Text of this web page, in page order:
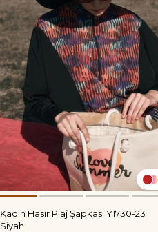
Kadın Hasır Plaj Şapkası Y1730-23
Siyah